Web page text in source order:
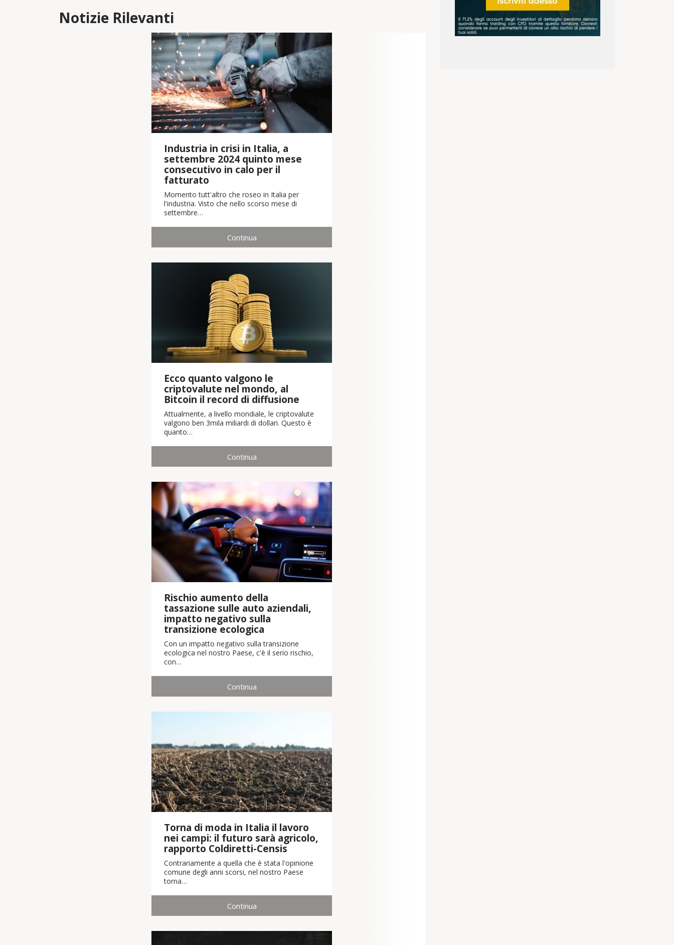
Notizie Rilevanti
Industria in crisi in Italia, a
settembre 2024 quinto mese
consecutivo in calo per il
fatturato
Momento tutt'altro che roseo in Italia per
l'industria. Visto che nello scorso mese di
settembre…
Continua
Ecco quanto valgono le
criptovalute nel mondo, al
Bitcoin il record di diffusione
Attualmente, a livello mondiale, le criptovalute
valgono ben 3mila miliardi di dollari. Questo è
quanto…
Continua
Rischio aumento della
tassazione sulle auto aziendali,
impatto negativo sulla
transizione ecologica
Con un impatto negativo sulla transizione
ecologica nel nostro Paese, c'è il serio rischio,
con…
Continua
Torna di moda in Italia il lavoro
nei campi: il futuro sarà agricolo,
rapporto Coldiretti-Censis
Contrariamente a quella che è stata l'opinione
comune degli anni scorsi, nel nostro Paese
torna…
Continua